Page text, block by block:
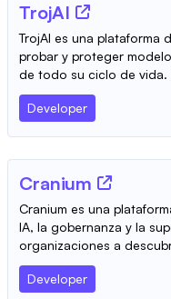
TrojAI
TrojAI es una plataforma
probar y proteger
de todo su ciclo de vida.
Developer
Cranium
Cranium es una
IA, la gobernanza y la
organizaciones a
Developer